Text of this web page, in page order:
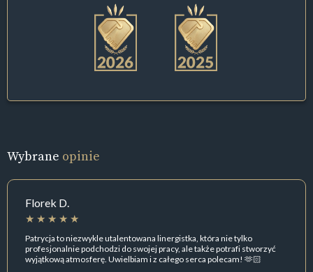
Wybrane opinie
Florek D.
Patrycja to niezwykle utalentowana linergistka, która nie tylko
profesjonalnie podchodzi do swojej pracy, ale także potrafi stworzyć
wyjątkową atmosferę. Uwielbiam i z całego serca polecam! 🫶🏻